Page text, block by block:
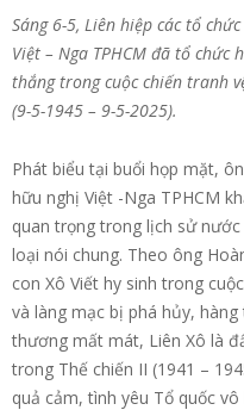
Sáng 6-5, Liên hiệp các tổ
Việt – Nga TPHCM đã tổ chức
thắng trong cuộc chiến tranh
(9-5-1945 – 9-5-2025).
Phát biểu tại buổi họp mặt,
hữu nghị Việt -Nga TPHCM
quan trọng trong lịch sử
loại nói chung. Theo ông
con Xô Viết hy sinh trong
và làng mạc bị phá hủy,
thương mất mát, Liên Xô là
trong Thế chiến II (1941 –
quả cảm, tình yêu Tổ quốc